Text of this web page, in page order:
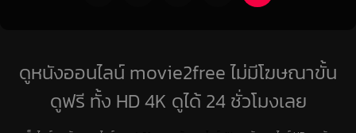
ดูหนังออนไลน์ movie2free ไม่มีโฆษณาขั้น
ดูฟรี ทั้ง HD 4K ดูได้ 24 ชั่วโมงเลย